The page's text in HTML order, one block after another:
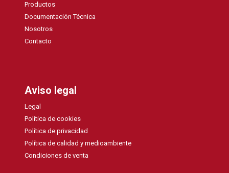
Productos
Documentación Técnica
Nosotros
Contacto
Aviso legal
Legal
Política de cookies
Política de privacidad
Política de calidad y medioambiente
Condiciones de venta